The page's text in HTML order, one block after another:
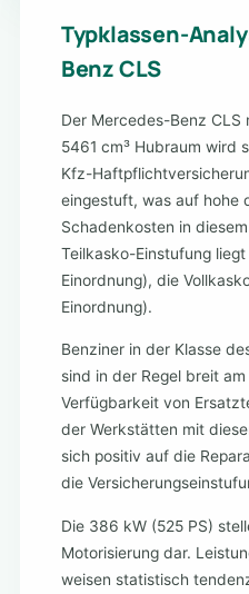
Typklassen-
Benz CLS
Der Mercedes-Benz
5461 cm³ Hubraum wird
Kfz-
eingestuft, was auf hohe
Schadenkosten in
Teilkasko-Einstufung
Einordnung), die
Einordnung).
Benziner in der Klasse
sind in der Regel breit
Verfügbarkeit von
der Werkstätten mit
sich positiv auf die
die
Die 386 kW (525 PS)
Motorisierung dar.
weisen statistisch